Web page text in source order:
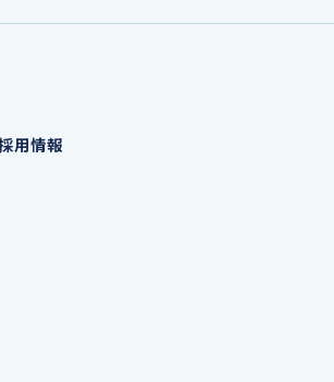
用情報